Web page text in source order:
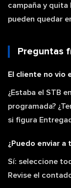
campaña y
pueden quedar
Preguntas
El cliente no vio
¿Estaba el STB
programada?
si figura
¿Puedo enviar a
Sí: seleccione
Revise el